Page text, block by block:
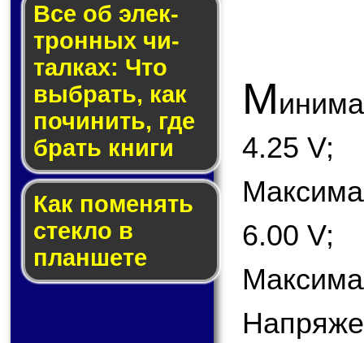
Все об элек­
трон­ных чи­
тал­ках: Что
выб­рать, как
по­чи­нить, где
брать кни­ги
Как по­ме­нять
стек­ло в
планшете
М
4.25 V;
6.00 V;